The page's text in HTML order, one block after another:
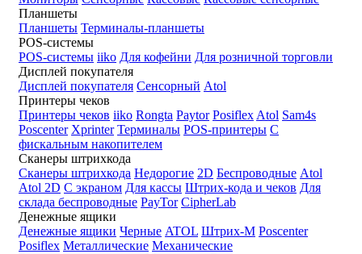
Планшеты
Планшеты Терминалы-планшеты
POS-системы
POS-системы iiko Для кофейни Для розничной торговли
Дисплей покупателя
Дисплей покупателя Сенсорный Atol
Принтеры чеков
Принтеры чеков iiko Rongta Paytor Posiflex Atol Sam4s
Poscenter Xprinter Терминалы POS-принтеры С
фискальным накопителем
Сканеры штрихкода
Сканеры штрихкода Недорогие 2D Беспроводные Atol
Atol 2D С экраном Для кассы Штрих-кода и чеков Для
склада беспроводные PayTor CipherLab
Денежные ящики
Денежные ящики Черные ATOL Штрих-М Poscenter
Posiflex Металлические Механические